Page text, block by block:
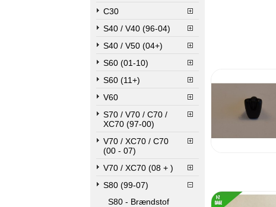
C30
S40 / V40 (96-04)
S40 / V50 (04+)
S60 (01-10)
S60 (11+)
V60
S70 / V70 / C70 /
XC70 (97-00)
V70 / XC70 / C70
(00 - 07)
V70 / XC70 (08 + )
S80 (99-07)
S80 - Brændstof